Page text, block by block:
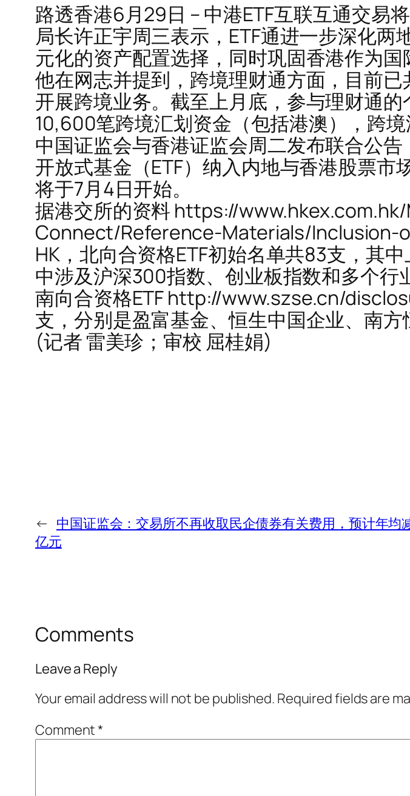
路透香港6月29日 – 中港ETF互联互通交易
局长许正宇周三表示，ETF通进一步深化
元化的资产配置选择，同时巩固香港作为国
他在网志并提到，跨境理财通方面，目前
开展跨境业务。截至上月底，参与理财通
10,600笔跨境汇划资金（包括港澳），跨
中国证监会与香港证监会周二发布联合公
开放式基金（ETF）纳入内地与香港股票市
将于7月4日开始。
据港交所的资料 https://
Connect/Reference-Materials/
HK，北向合资格ETF初始名单共83支，其
中涉及沪深300指数、创业板指数和多个行
南向合资格ETF http://www.szse.cn/
支，分别是盈富基金、恒生中国企业、南方
(记者 雷美珍；审校 屈桂娟)
← 中国证监会：交易所不再收取民企债券有关费用，预计年均
亿元
Comments
Leave a Reply
Your email address will not be published. Required fields are
Comment*